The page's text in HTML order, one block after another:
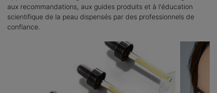
aux recommandations, aux guides produits et à l'éducation
scientifique de la peau dispensés par des professionnels de
confiance.